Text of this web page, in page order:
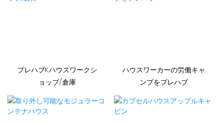
プレハブKハウスワークシ
ョップ/倉庫
ハウスワーカーの労働キャ
ンプをプレハブ